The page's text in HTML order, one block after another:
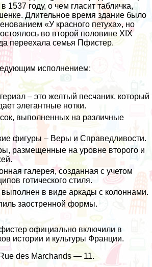
1537 году, о чем гласит табличка,
Длительное время здание было
«У красного петуха», но
во второй половине XIX
переехала семья Пфистер.
исполнением:
– это желтый песчаник, который
элегантные нотки.
выполненных на различные
фигуры – Веры и Справедливости.
размещенные на уровне второго и
галерея, созданная с учетом
готического стиля.
в виде аркады с колоннами.
заостренной формы.
официально включили в
истории и культуры Франции.
des Marchands — 11.